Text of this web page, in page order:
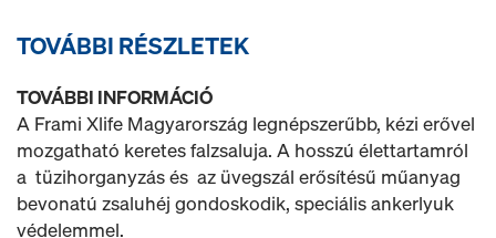
TOVÁBBI RÉSZLETEK
TOVÁBBI INFORMÁCIÓ
A Frami Xlife Magyarország legnépszerűbb, kézi erővel
mozgatható keretes falzsaluja. A hosszú élettartamról
a tüzihorganyzás és az üvegszál erősítésű műanyag
bevonatú zsaluhéj gondoskodik, speciális ankerlyuk
védelemmel.